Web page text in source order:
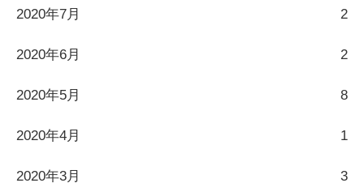
2020年7月 2
2020年6月 2
2020年5月 8
2020年4月 1
2020年3月 3